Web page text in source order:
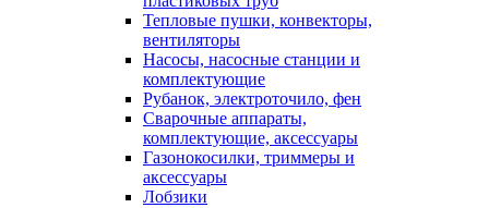
Тепловые пушки, конвекторы,
вентиляторы
Насосы, насосные станции и
комплектующие
Рубанок, электроточило, фен
Сварочные аппараты,
комплектующие, аксессуары
Газонокосилки, триммеры и
аксессуары
Лобзики